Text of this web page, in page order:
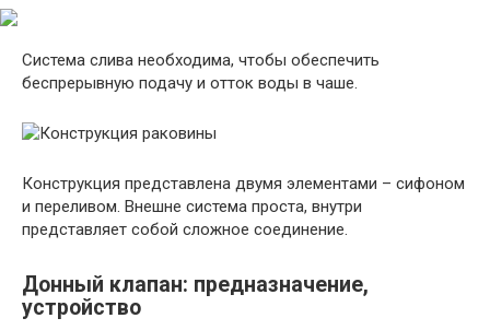
Система слива необходима, чтобы обеспечить
беспрерывную подачу и отток воды в чаше.
Конструкция представлена двумя элементами – сифоном
и переливом. Внешне система проста, внутри
представляет собой сложное соединение.
Донный клапан: предназначение,
устройство